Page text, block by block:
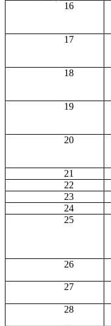
16
17
18
19
20
21
22
23
24
25
26
27
28